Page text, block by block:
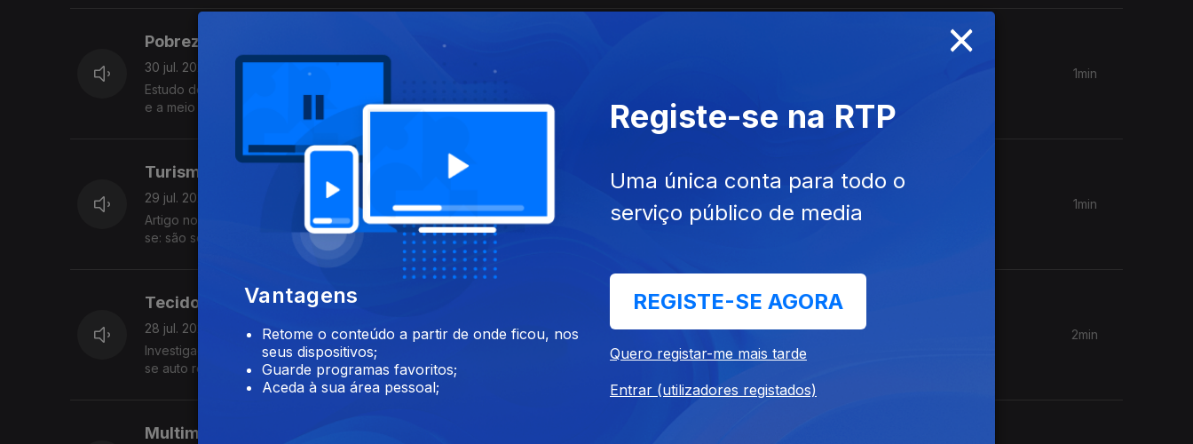
Pobreza afecta o cérebro
30 jul. 2026
Estudo do University College de Londres conclui que pessoas que têm problemas financeiros persistentes, na entrada
e a meio da idade adulta, têm pior saúde cerebral mais tarde na vida, inluindo maior atrofia do cérebro.
1min
Turismo e questões éticas
29 jul. 2026
Artigo no Annals of Tourism Research investiga as razões que estão a levar os guias turísticos na Antártida a despedir-
se: são sobretudo questões éticas relacionadas com o ambiente que motivam a decisão
1min
Tecido vivo é capaz de auto reparação
28 jul. 2026
Investigadores chineses desenvolveram tecido "vivo" a partir do fungo cordyceps militaris. Pode ser programado para
se auto reparar, resistir à agua e sujidade e ter protecção UV. Publicado na Science Advances
2min
Multimilionário anuncia clone de si mesmo
×
Vantagens
Retome o conteúdo a partir de onde ficou, nos
seus dispositivos;
Guarde programas favoritos;
Aceda à sua área pessoal;
Registe-se na RTP
Uma única conta para todo o
serviço público de media
REGISTE-SE AGORA
Quero registar-me mais tarde
Entrar (utilizadores registados)